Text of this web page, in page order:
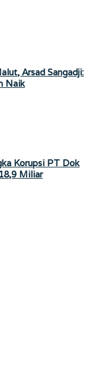
Arsad Sangadji:
Naik
Korupsi PT Dok
Miliar